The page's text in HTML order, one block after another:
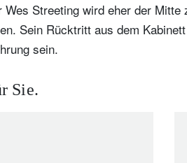
Streeting wird eher der
Sein Rücktritt aus dem
sein.
Sie.